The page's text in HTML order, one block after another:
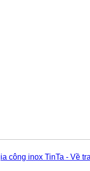
công inox TinTa - Về